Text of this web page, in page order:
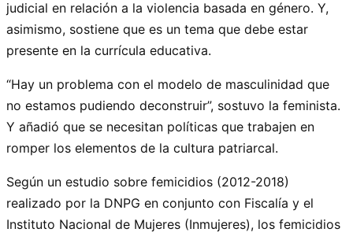
judicial en relación a la violencia basada en género. Y,
asimismo, sostiene que es un tema que debe estar
presente en la currícula educativa.
“Hay un problema con el modelo de masculinidad que
no estamos pudiendo deconstruir”, sostuvo la feminista.
Y añadió que se necesitan políticas que trabajen en
romper los elementos de la cultura patriarcal.
Según un estudio sobre femicidios (2012-2018)
realizado por la DNPG en conjunto con Fiscalía y el
Instituto Nacional de Mujeres (Inmujeres), los femicidios